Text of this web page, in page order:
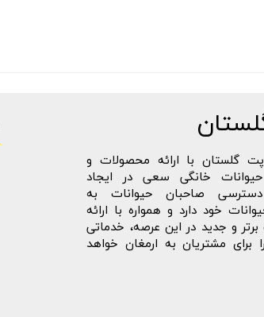
گلستان با ارائه محصولات و
حیوانات خانگی سعی در ایجاد
صاحبان حیوانات به
خود دارد و همواره با ارائه
و جدید در این عرصه، خدماتی
برای مشتریان به ارمغان خواهد